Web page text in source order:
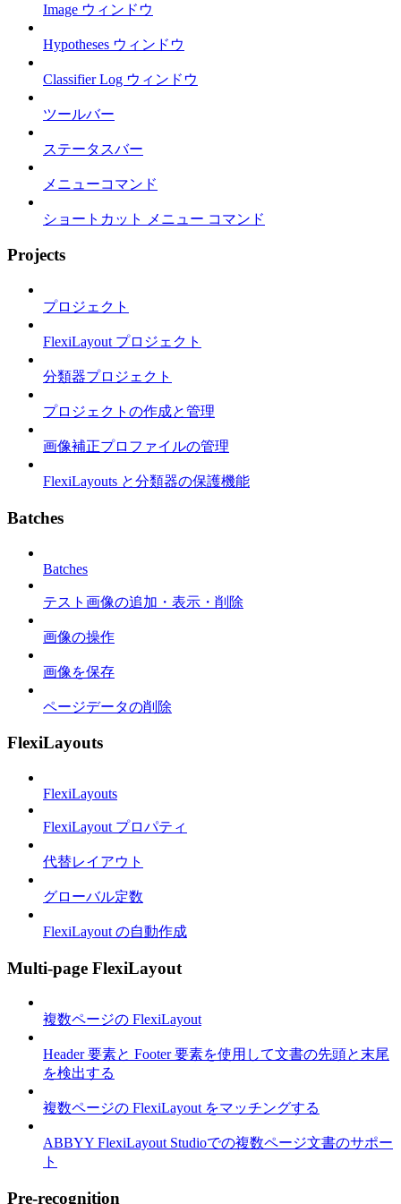
Image ウィンドウ
Hypotheses ウィンドウ
Classifier Log ウィンドウ
ツールバー
ステータスバー
メニューコマンド
ショートカット メニュー コマンド
Projects
プロジェクト
FlexiLayout プロジェクト
分類器プロジェクト
プロジェクトの作成と管理
画像補正プロファイルの管理
FlexiLayouts と分類器の保護機能
Batches
Batches
テスト画像の追加・表示・削除
画像の操作
画像を保存
ページデータの削除
FlexiLayouts
FlexiLayouts
FlexiLayout プロパティ
代替レイアウト
グローバル定数
FlexiLayout の自動作成
Multi-page FlexiLayout
複数ページの FlexiLayout
Header 要素と Footer 要素を使用して文書の先頭と末尾
を検出する
複数ページの FlexiLayout をマッチングする
ABBYY FlexiLayout Studioでの複数ページ文書のサポー
ト
Pre-recognition